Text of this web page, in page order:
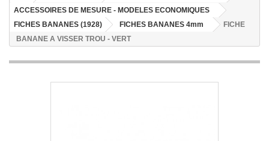
ACCESSOIRES DE MESURE - MODELES ECONOMIQUES
FICHES BANANES (1928)
FICHES BANANES 4mm
FICHE
BANANE A VISSER TROU - VERT